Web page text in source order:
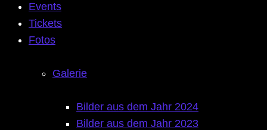
Events
Tickets
Fotos
Galerie
Bilder aus dem Jahr 2024
Bilder aus dem Jahr 2023